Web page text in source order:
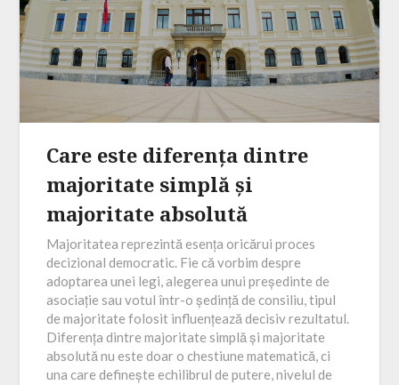
Care este diferența dintre
majoritate simplă și
majoritate absolută
Majoritatea reprezintă esența oricărui proces
decizional democratic. Fie că vorbim despre
adoptarea unei legi, alegerea unui președinte de
asociație sau votul într-o ședință de consiliu, tipul
de majoritate folosit influențează decisiv rezultatul.
Diferența dintre majoritate simplă și majoritate
absolută nu este doar o chestiune matematică, ci
una care definește echilibrul de putere, nivelul de